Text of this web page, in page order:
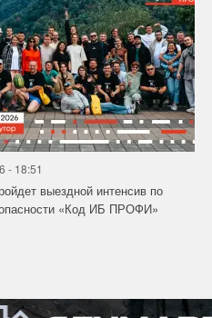
- 18:51
выездной интенсив по
«Код ИБ ПРОФИ»